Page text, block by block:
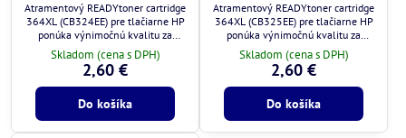
Atramentový READYtoner cartridge
364XL (CB324EE) pre tlačiarne HP
ponúka výnimočnú kvalitu za
zlomok ceny.
Skladom (cena s DPH)
2,60 €
Do košíka
Atramentový READYtoner cartridge
364XL (CB325EE) pre tlačiarne HP
ponúka výnimočnú kvalitu za
zlomok ceny.
Skladom (cena s DPH)
2,60 €
Do košíka